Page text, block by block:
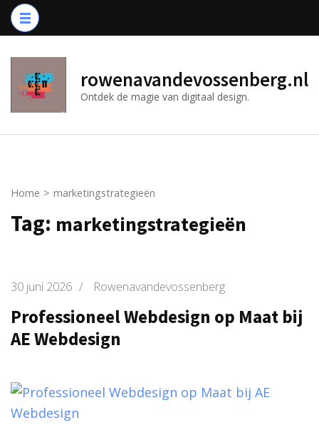
Ga
naar
(druk
Enter)
rowenavandevossenberg.nl
Ontdek de magie van digitaal design.
Home > marketingstrategieën
Tag: marketingstrategieën
30 juni 2026 / Rowenavandevossenberg
Professioneel Webdesign op Maat bij
AE Webdesign